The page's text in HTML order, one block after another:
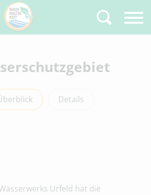
Type 2 or more
characters for results.
Details
Urfeld hat die